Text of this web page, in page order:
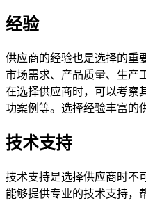
经验
供应商的经验也是选择的重
市场需求、产品质量、生产
在选择供应商时，可以考察
功案例等。选择经验丰富的
技术支持
技术支持是选择供应商时不
能够提供专业的技术支持，